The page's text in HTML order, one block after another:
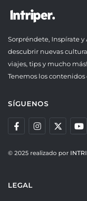
Sorpréndete, Inspírate
descubrir nuevas
viajes, tips y mucho más!
Tenemos los
SÍGUENOS
© 2025 realizado por
LEGAL